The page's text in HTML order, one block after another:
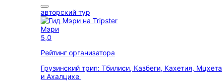
авторский тур
Мэри
5,0
Рейтинг организатора
Грузинский трип: Тбилиси, Казбеги, Кахетия, Мцхета
и Ахалцихе